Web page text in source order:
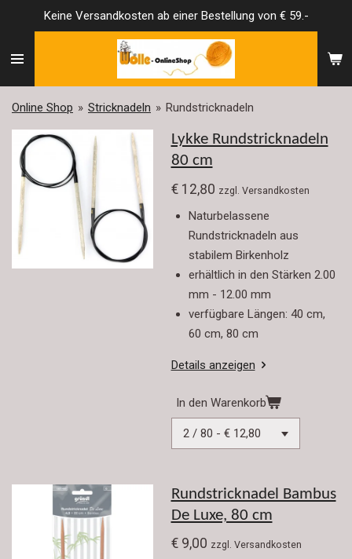
springen
Keine Versandkosten ab einer Bestellung von € 59.-
Online Shop » Stricknadeln » Rundstricknadeln
Lykke Rundstricknadeln
80 cm
€ 12,80 zzgl. Versandkosten
Naturbelassene
Rundstricknadeln aus
stabilem Birkenholz
erhältlich in den Stärken 2.00
mm - 12.00 mm
verfügbare Längen: 40 cm,
60 cm, 80 cm
Details anzeigen
In den Warenkorb
Rundstricknadel Bambus
De Luxe, 80 cm
€ 9,00 zzgl. Versandkosten